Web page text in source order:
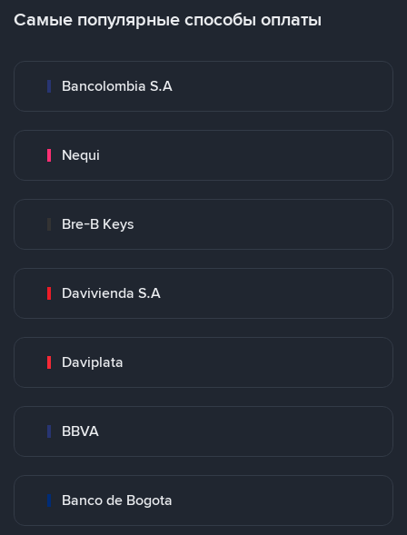
Самые популярные способы оплаты
Bancolombia S.A
Nequi
Bre-B Keys
Davivienda S.A
Daviplata
BBVA
Banco de Bogota